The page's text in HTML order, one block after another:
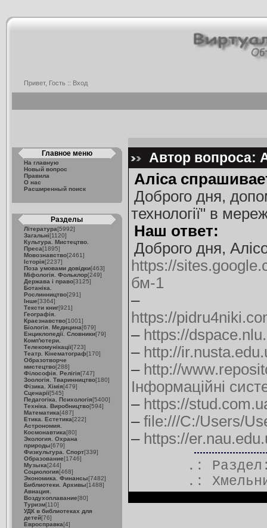
Привет, Гость :: Вход
Главное меню
На главную
Новый вопрос
Правила
О нас
Расширенный поиск
Разделы
Література[5992]
Загальні[1120]
Культура. Мистецтво.
Преса[1895]
Мовознавство[2461]
Історія[2237]
Поза умовами довідки[463]
Міфологія. Фольклор[249]
Держава і право[3125]
Ботаніка.
Рослинництво[291]
Інше[3364]
Тексти книг[921]
Географія.
Краєзнавство[1001]
Біологія. Медицина[679]
Енциклопедії. Словники[79]
Комп'ютери.
Телекомунікації[723]
Театр. Кінематограф[170]
Образотворче
мистецтво[288]
Філософія. Релігія[747]
Зоологія. Тваринництво[180]
Фізика. Хімія[479]
Сценарії[545]
Педагогіка. Психологія[5400]
Техніка. Виробництво[594]
Математика[487]
Етика. Естетика[222]
Астрономия.
Космонавтика[80]
Экология. Охрана
природы[679]
Физкультура. Спорт[339]
Образование[1746]
Музыка[244]
Социология[468]
Экономика. Финансы[7482]
Библиотеки. Архивы[1488]
Авиация.
Воздухоплавание[80]
Туризм[110]
УДК в библиотеках для
детей[76]
Евросправка[4]
Автор вопроса:
Аліса
Доброго дня,
технології" в
Наш ответ:
Доброго дня,
https://
бм-1
–
https://
– https://
– http://
– http://
Інформаційні
– https://
– file:///C:/Users/
– https://
.:
.: